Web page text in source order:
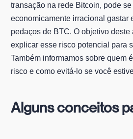
transação na rede Bitcoin, pode se
economicamente irracional gastar
pedaços de BTC. O objetivo
explicar esse risco potencial para
Também informamos sobre quem
risco e como evitá-lo se você
Alguns conceitos